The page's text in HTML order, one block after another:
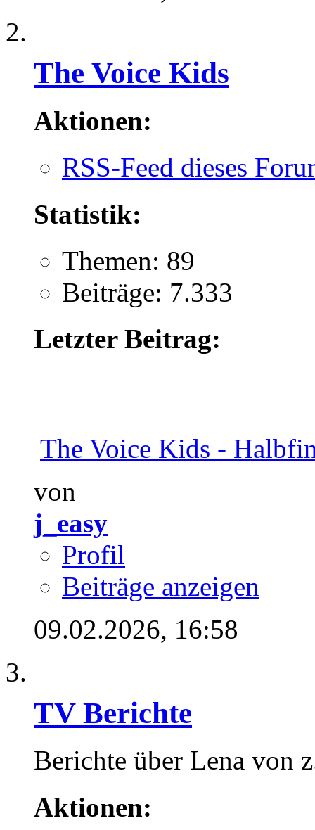
The Voice Kids
Aktionen:
RSS-Feed dieses
Statistik:
Themen: 89
Beiträge: 7.333
Letzter Beitrag:
The Voice Kids -
von
j_easy
Profil
Beiträge anzeigen
09.02.2026, 16:58
TV Berichte
Berichte über Lena von
Aktionen: